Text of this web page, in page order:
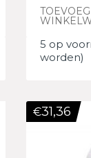
5 op
worden)
€31,36